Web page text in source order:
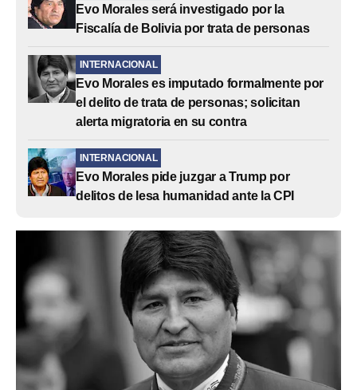
Evo Morales será investigado por la
Fiscalía de Bolivia por trata de personas
INTERNACIONAL
Evo Morales es imputado formalmente por
el delito de trata de personas; solicitan
alerta migratoria en su contra
INTERNACIONAL
Evo Morales pide juzgar a Trump por
delitos de lesa humanidad ante la CPI